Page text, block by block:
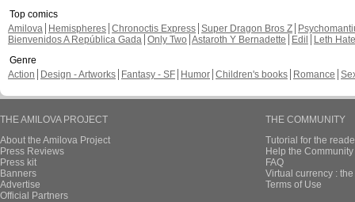
Top comics
Amilova
Hemispheres Chronoctis Express Super Dragon Bros Z
Bienvenidos A República Gada Only Two Astaroth Y Bernadette Edil
Leth Hate
Genre
Action
Design - Artworks Fantasy - SF Humor Children's books Romance
THE AMILOVA PROJECT
About the Amilova Project
Press Reviews
Press kit
Banners
Advertise
Official Partners
THE COMMUNITY
Tutorial for the
Help the
FAQ
Virtual currency :
Terms of Use